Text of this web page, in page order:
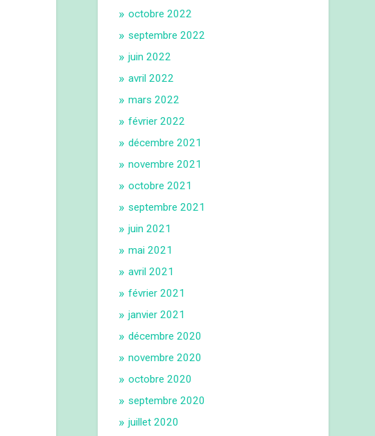
octobre 2022
septembre 2022
juin 2022
avril 2022
mars 2022
février 2022
décembre 2021
novembre 2021
octobre 2021
septembre 2021
juin 2021
mai 2021
avril 2021
février 2021
janvier 2021
décembre 2020
novembre 2020
octobre 2020
septembre 2020
juillet 2020